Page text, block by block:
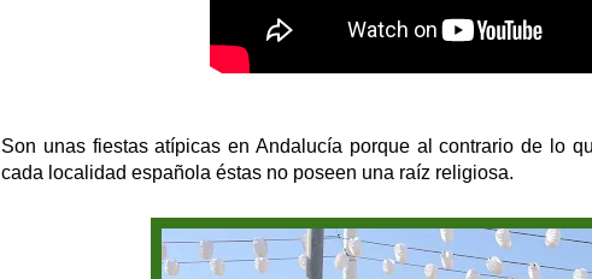
Son unas fiestas atípicas en Andalucía porque al contrario de lo
cada localidad española éstas no poseen una raíz religiosa.